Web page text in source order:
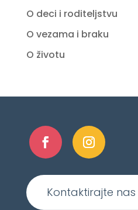
O deci i roditeljstvu
O vezama i braku
O životu
Kontaktirajte nas